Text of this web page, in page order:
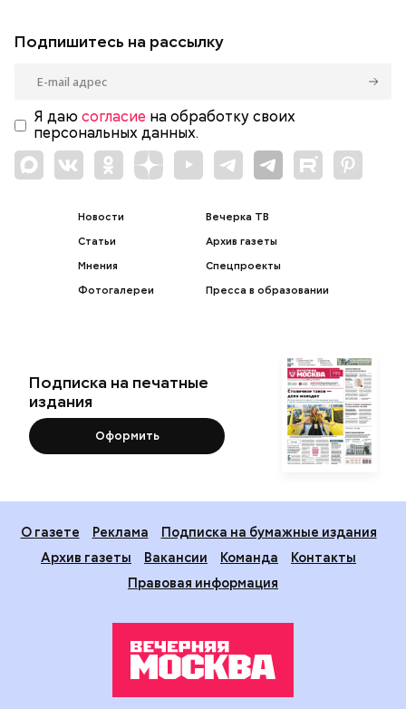
Подпишитесь на рассылку
Я даю согласие на обработку своих
персональных данных.
Новости
Статьи
Мнения
Фотогалереи
Вечерка ТВ
Архив газеты
Спецпроекты
Пресса в образовании
Подписка на печатные
издания
Оформить
О газете Реклама
Подписка на бумажные издания
Архив газеты
Вакансии Команда
Контакты
Правовая информация